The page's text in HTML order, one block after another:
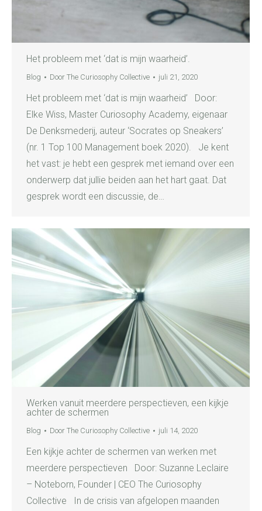
Het probleem met ‘dat is mijn waarheid’.
Blog Door The Curiosophy Collective juli 21, 2020
Het probleem met ‘dat is mijn waarheid’ Door:
Elke Wiss, Master Curiosophy Academy, eigenaar
De Denksmederij, auteur ‘Socrates op Sneakers’
(nr. 1 Top 100 Management boek 2020). Je kent
het vast: je hebt een gesprek met iemand over een
onderwerp dat jullie beiden aan het hart gaat. Dat
gesprek wordt een discussie, de…
Werken vanuit meerdere perspectieven, een kijkje
achter de schermen
Blog Door The Curiosophy Collective juli 14, 2020
Een kijkje achter de schermen van werken met
meerdere perspectieven Door: Suzanne Leclaire
– Noteborn, Founder | CEO The Curiosophy
Collective In de crisis van afgelopen maanden